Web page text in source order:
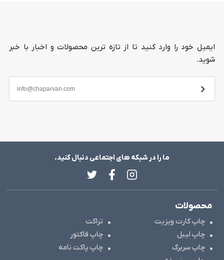
ایمیل خود را وارد کنید تا از تازه ترین محصولات و اخبار با خبر
شوید.
ما را در شبکه های اجتماعی دنبال کنید.
محصولات
چاپ کارت ویزیت
تراکت
چاپ لیبل
چاپ فاکتور
چاپ سربرگ
چاپ پاکت نامه